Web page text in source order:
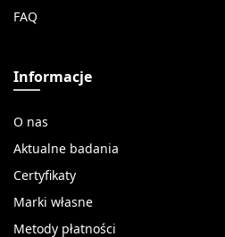
FAQ
Informacje
O nas
Aktualne badania
Certyfikaty
Marki własne
Metody płatności